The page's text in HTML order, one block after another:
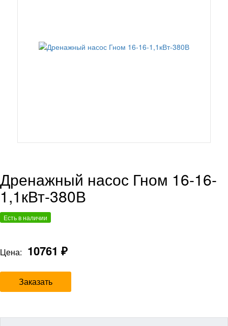
Дренажный насос Гном 16-16-
1,1кВт-380В
Есть в наличии
Цена: 10761 ₽
Заказать